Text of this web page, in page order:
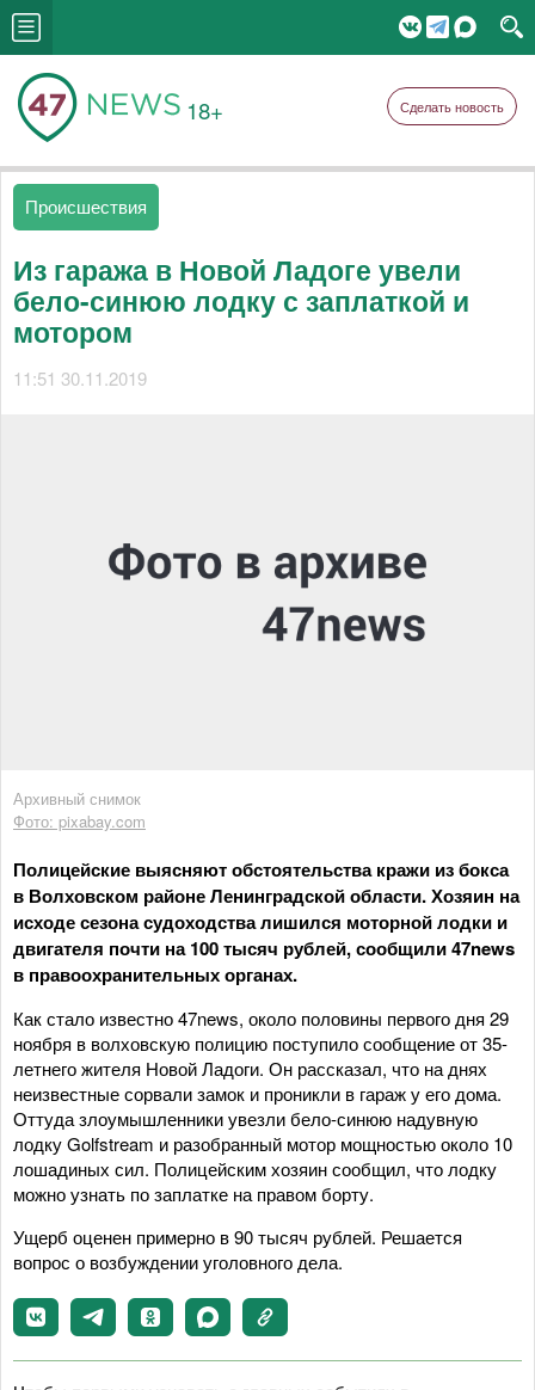
18+ Сделать новость
Происшествия
Из гаража в Новой Ладоге увели
бело-синюю лодку с заплаткой и
мотором
11:51 30.11.2019
Архивный снимок
Фото: pixabay.com
Полицейские выясняют обстоятельства кражи из бокса
в Волховском районе Ленинградской области. Хозяин на
исходе сезона судоходства лишился моторной лодки и
двигателя почти на 100 тысяч рублей, сообщили 47news
в правоохранительных органах.
Как стало известно 47news, около половины первого дня 29
ноября в волховскую полицию поступило сообщение от 35-
летнего жителя Новой Ладоги. Он рассказал, что на днях
неизвестные сорвали замок и проникли в гараж у его дома.
Оттуда злоумышленники увезли бело-синюю надувную
лодку Golfstream и разобранный мотор мощностью около 10
лошадиных сил. Полицейским хозяин сообщил, что лодку
можно узнать по заплатке на правом борту.
Ущерб оценен примерно в 90 тысяч рублей. Решается
вопрос о возбуждении уголовного дела.